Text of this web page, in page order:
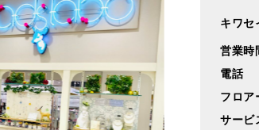
キワセ
営業時
電話
フロア
サービ